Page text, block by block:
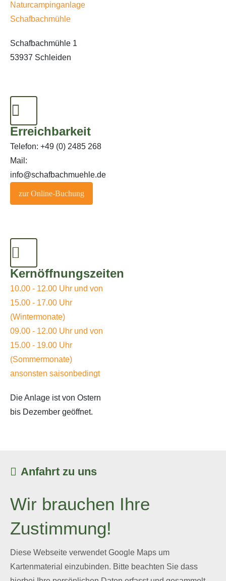
Naturcampinganlage
Schafbachmühle
Schafbachmühle 1
53937 Schleiden
Erreichbarkeit
Telefon: +49 (0) 2485 268
Mail:
info@schafbachmuehle.de
zur Online-Buchung
Kernöffnungszeiten
10.00 - 12.00 Uhr und von
15.00 - 17.00 Uhr
(Wintermonate)
09.00 - 12.00 Uhr und von
15.00 - 19.00 Uhr
(Sommermonate)
ansonsten saisonbedingt
Die Anlage ist von Ostern
bis Dezember geöffnet.
Anfahrt zu uns
Wir brauchen Ihre
Zustimmung!
Diese Webseite verwendet Google Maps um
Kartenmaterial einzubinden. Bitte beachten Sie dass